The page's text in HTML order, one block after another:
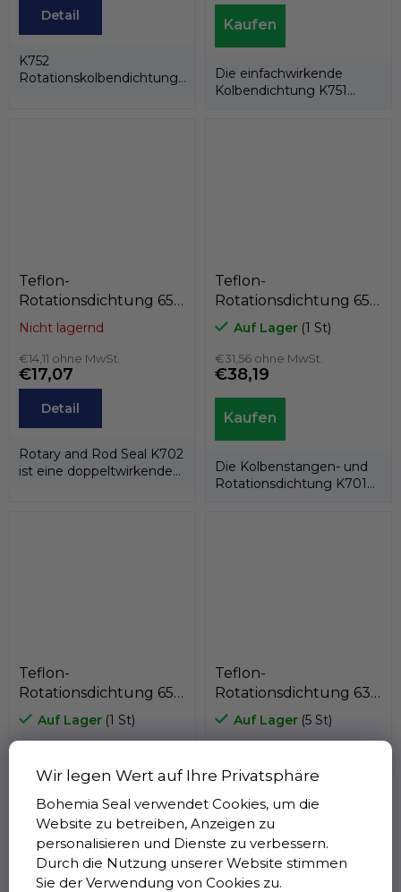
Wir legen Wert auf Ihre Privatsphäre
Bohemia Seal verwendet Cookies, um die
Website zu betreiben, Anzeigen zu
personalisieren und Dienste zu verbessern.
Durch die Nutzung unserer Website stimmen
Sie der Verwendung von Cookies zu.
Detail
K752
Rotationskolbendichtung
Die einfachwirkende
Kolbendichtung K751
Teflon-
Rotationsdichtung 65 x
76 x 4,2
PTFE+Bronze/NBR,
Kastas K702-065
Nicht lagernd
€14,11 ohne MwSt.
€17,07
Detail
Rotary and Rod Seal K702
ist eine doppeltwirkende
Teflon-
Rotationsdichtung 65 x
74,4 x 7,1
PTFE+C/Edelstahlfeder,
Kastas K701-065
Auf Lager (1 St)
€31,56 ohne MwSt.
€38,19
Die Kolbenstangen- und
Rotationsdichtung K701
Teflon-
Rotationsdichtung 65 x
57,5 x 3,2
PTFE+Bronze/NBR,
Auf Lager (1 St)
€11,34
K752
Rotationskolbendichtung
Teflon-
Rotationsdichtung 63 x
55,5 x 3,2
PTFE+Bronze/NBR,
Auf Lager (5 St)
€10,80
K752
Rotationskolbendichtung